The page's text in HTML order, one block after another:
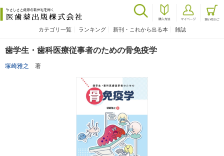
カテゴリ一覧 ランキング 新刊・これから出る本 雑誌
歯学生・歯科医療従事者のための骨免疫学
塚崎雅之 著